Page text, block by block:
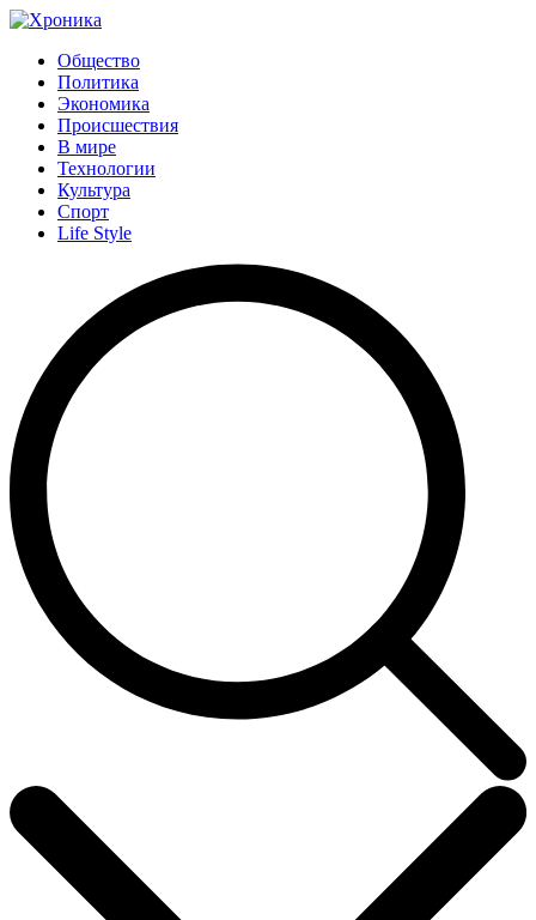
Общество
Политика
Экономика
Происшествия
В мире
Технологии
Культура
Спорт
Life Style